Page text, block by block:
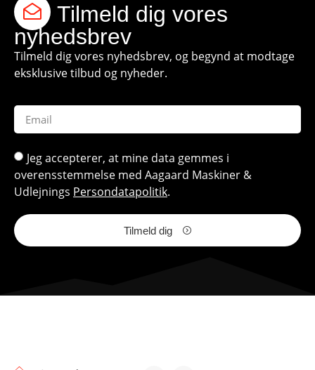
Tilmeld dig vores
nyhedsbrev
Tilmeld dig vores nyhedsbrev, og begynd at modtage
eksklusive tilbud og nyheder.
Jeg accepterer, at mine data gemmes i
overensstemmelse med Aagaard Maskiner &
Udlejnings Persondatapolitik.
Tilmeld dig